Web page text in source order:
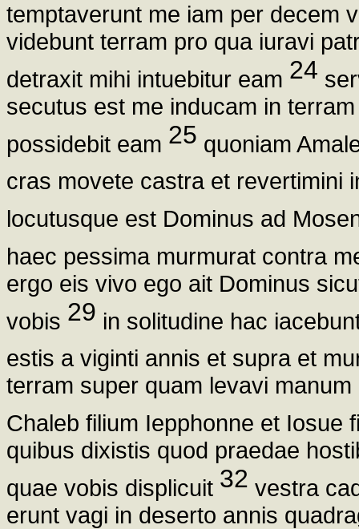
temptaverunt me iam per decem
videbunt terram pro qua iuravi
detraxit mihi intuebitur eam 24
secutus est me inducam in
possidebit eam 25 quoniam
cras movete castra et revertimini
locutusque est Dominus ad
haec pessima murmurat contra
ergo eis vivo ego ait Dominus
vobis 29 in solitudine hac
estis a viginti annis et supra et
terram super quam levavi
Chaleb filium Iepphonne et Iosue
quibus dixistis quod praedae
quae vobis displicuit 32 vestra
erunt vagi in deserto annis